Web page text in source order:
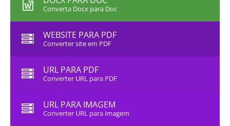
Converta Docx para Doc
WEBSITE PARA PDF
Converter site em PDF
URL PARA PDF
Converter URL para PDF
URL PARA IMAGEM
Converter URL para imagem